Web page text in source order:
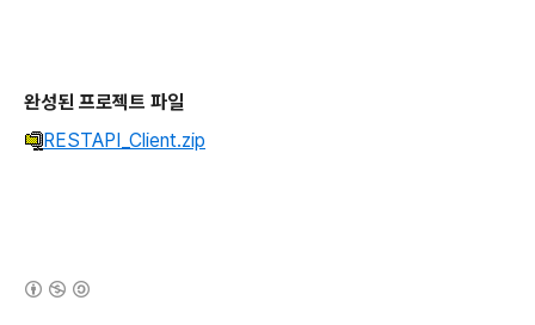
완성된 프로젝트 파일
RESTAPI_Client.zip